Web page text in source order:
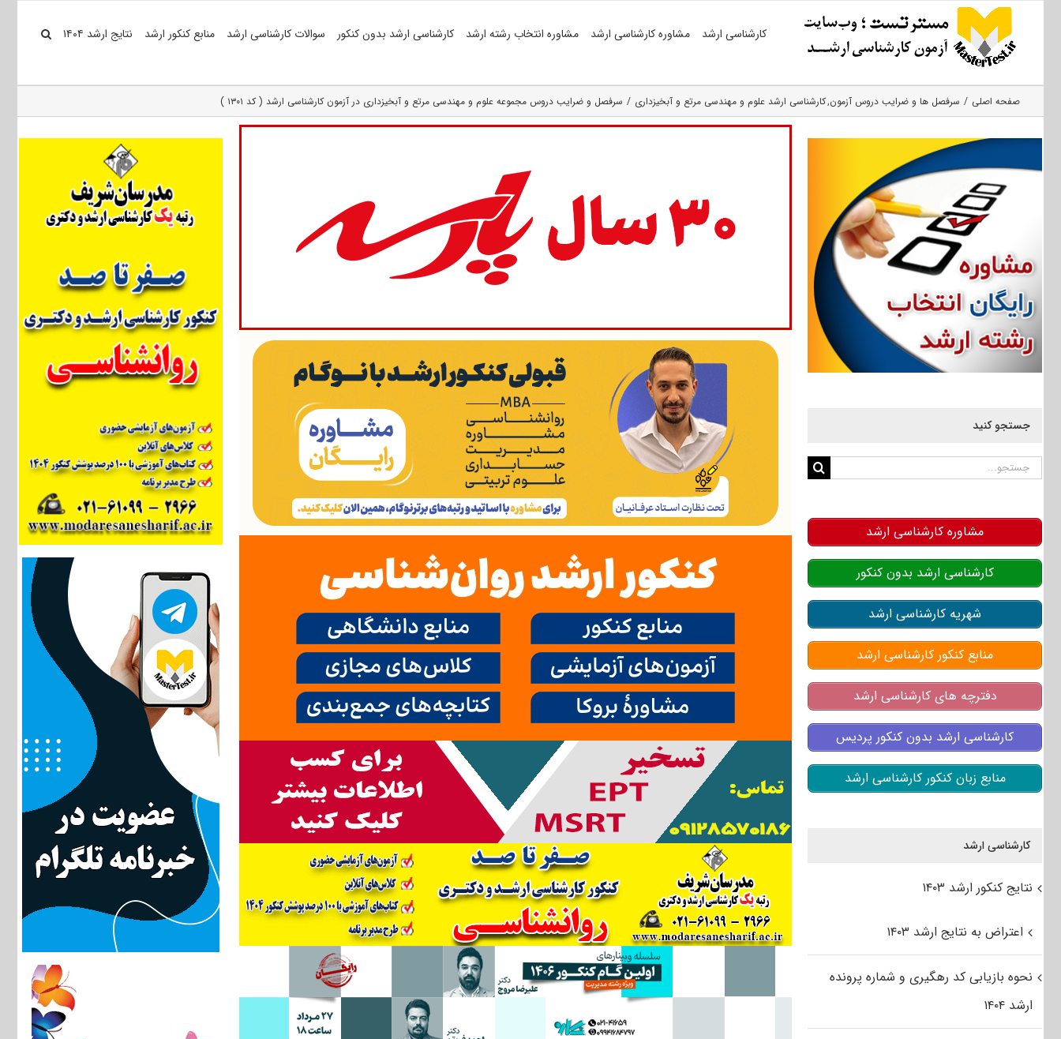
کارشناسی ارشد مشاوره کارشناسی ارشد مشاوره انتخاب رشته ارشد کارشناسی ارشد بدون کنکور سوالات کارشناسی ارشد منابع کنکور ارشد نتایج ارشد ۱۴۰۴
صفحه اصلی سرفصل ها و ضرایب دروس آزمون کارشناسی ارشد علوم و مهندسی مرتع و آبخیزداری سرفصل و ضرایب دروس مجموعه علوم و مهندسی مرتع و آبخیزداری در آزمون کارشناسی ارشد ( کد ۱۳۰۱ )
جستجو کنید
جستجو
مشاوره کارشناسی ارشد
کارشناسی ارشد بدون کنکور
شهریه کارشناسی ارشد
منابع کنکور کارشناسی ارشد
دفترچه های کارشناسی ارشد
کارشناسی ارشد بدون کنکور پردیس
منابع زبان کنکور کارشناسی ارشد
کارشناسی ارشد
نتایج کنکور ارشد ۱۴۰۳
اعتراض به نتایج ارشد ۱۴۰۳
نحوه بازیابی کد رهگیری و شماره پرونده
ارشد ۱۴۰۴